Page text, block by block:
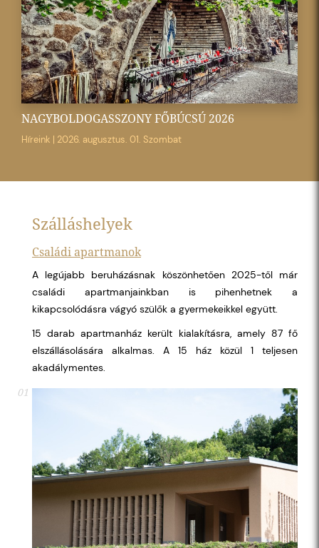
NAGYBOLDOGASSZONY FŐBÚCSÚ 2026
Híreink | 2026. augusztus. 01. Szombat
Szálláshelyek
Családi apartmanok
A legújabb beruházásnak köszönhetően 2025-től már
családi apartmanjainkban is pihenhetnek a
kikapcsolódásra vágyó szülők a gyermekeikkel együtt.
15 darab apartmanház került kialakításra, amely 87 fő
elszállásolására alkalmas. A 15 ház közül 1 teljesen
akadálymentes.
01